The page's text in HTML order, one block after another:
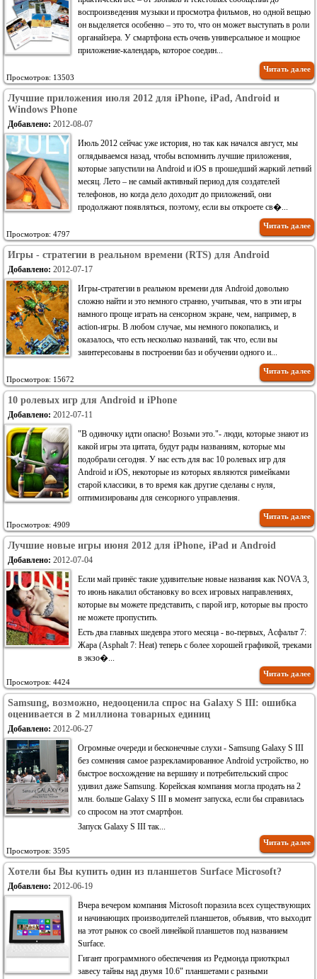
воспроизведения музыки и просмотра фильмов, но одной вещью
он выделяется особенно – это то, что он может выступать в роли
органайзера. У смартфона есть очень универсальное и мощное
приложение-календарь, которое соедин...
Просмотров: 13503
Читать далее
Лучшие приложения июля 2012 для iPhone, iPad, Android и
Windows Phone
Добавлено: 2012-08-07
Июль 2012 сейчас уже история, но так как начался август, мы
оглядываемся назад, чтобы вспомнить лучшие приложения,
которые запустили на Android и iOS в прошедший жаркий летний
месяц. Лето – не самый активный период для создателей
телефонов, но когда дело доходит до приложений, они
продолжают появляться, поэтому, если вы откроете св�...
Просмотров: 4797
Читать далее
Игры - стратегии в реальном времени (RTS) для Android
Добавлено: 2012-07-17
Игры-стратегии в реальном времени для Android довольно
сложно найти и это немного странно, учитывая, что в эти игры
намного проще играть на сенсорном экране, чем, например, в
action-игры. В любом случае, мы немного покопались, и
оказалось, что есть несколько названий, так что, если вы
заинтересованы в построении баз и обучении одного и...
Просмотров: 15672
Читать далее
10 ролевых игр для Android и iPhone
Добавлено: 2012-07-11
"В одиночку идти опасно! Возьми это."- люди, которые знают из
какой игры эта цитата, будут рады названиям, которые мы
подобрали сегодня. У нас есть для вас 10 ролевых игр для
Android и iOS, некоторые из которых являются римейками
старой классики, в то время как другие сделаны с нуля,
оптимизированы для сенсорного управления.
Просмотров: 4909
Читать далее
Лучшие новые игры июня 2012 для iPhone, iPad и Android
Добавлено: 2012-07-04
Если май принёс такие удивительне новые названия как NOVA 3,
то июнь накалил обстановку во всех игровых направлениях,
которые вы можете представить, с парой игр, которые вы просто
не можете пропустить.
Есть два главных шедевра этого месяца - во-первых, Асфальт 7:
Жара (Asphalt 7: Heat) теперь с более хорошей графикой, треками
в экзо�...
Просмотров: 4424
Читать далее
Samsung, возможно, недооценила спрос на Galaxy S III: ошибка
оценивается в 2 миллиона товарных единиц
Добавлено: 2012-06-27
Огромные очереди и бесконечные слухи - Samsung Galaxy S III
без сомнения самое разрекламированное Android устройство, но
быстрое восхождение на вершину и потребительский спрос
удивил даже Samsung. Корейская компания могла продать на 2
млн. больше Galaxy S III в момент запуска, если бы справилась
со спросом на этот смартфон.
Запуск Galaxy S III так...
Просмотров: 3595
Читать далее
Хотели бы Вы купить один из планшетов Surface Microsoft?
Добавлено: 2012-06-19
Вчера вечером компания Microsoft поразила всех существующих
и начинающих производителей планшетов, объявив, что выходит
на этот рынок со своей линейкой планшетов под названием
Surface.
Гигант программного обеспечения из Редмонда приоткрыл
завесу тайны над двумя 10.6" планшетами с разными